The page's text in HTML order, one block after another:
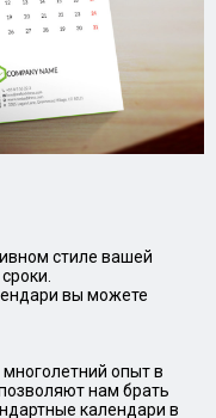
стиле вашей
вы можете
опыт в
нам брать
календари в